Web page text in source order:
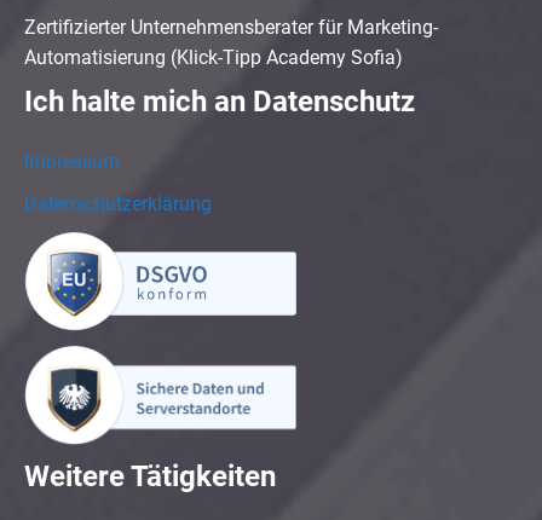
Zertifizierter Unternehmensberater für Marketing-
Automatisierung (Klick-Tipp Academy Sofia)
Ich halte mich an Datenschutz
Impressum
Datenschutzerklärung
Weitere Tätigkeiten